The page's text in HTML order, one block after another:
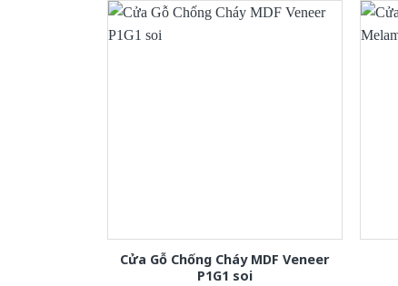
Cửa Gỗ Chống Cháy MDF Veneer
P1G1 soi